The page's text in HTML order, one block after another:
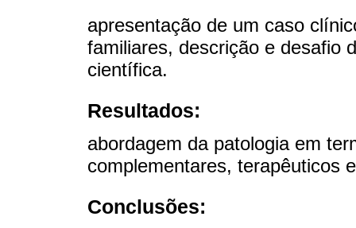
apresentação de um caso
familiares, descrição e desafio
científica.
Resultados:
abordagem da patologia em
complementares, terapêuticos
Conclusões: